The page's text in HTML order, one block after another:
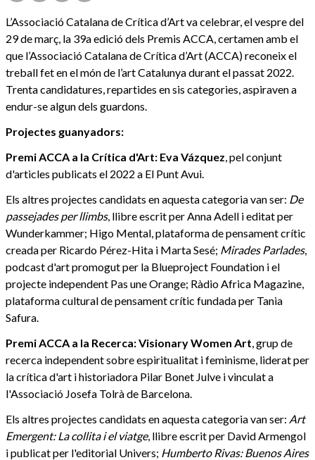
L’Associació Catalana de Crítica d’Art va celebrar, el vespre del
29 de març, la 39a edició dels Premis ACCA, certamen amb el
que l’Associació Catalana de Crítica d’Art (ACCA) reconeix el
treball fet en el món de l’art Catalunya durant el passat 2022.
Trenta candidatures, repartides en sis categories, aspiraven a
endur-se algun dels guardons.
Projectes guanyadors:
Premi ACCA a la Crítica d'Art: Eva Vázquez, pel conjunt
d'articles publicats el 2022 a El Punt Avui.
Els altres projectes candidats en aquesta categoria van ser: De
passejades per llimbs, llibre escrit per Anna Adell i editat per
Wunderkammer; Higo Mental, plataforma de pensament crític
creada per Ricardo Pérez-Hita i Marta Sesé; Mirades Parlades,
podcast d'art promogut per la Blueproject Foundation i el
projecte independent Pas une Orange; Ràdio Africa Magazine,
plataforma cultural de pensament crític fundada per Tania
Safura.
Premi ACCA a la Recerca: Visionary Women Art, grup de
recerca independent sobre espiritualitat i feminisme, liderat per
la crítica d'art i historiadora Pilar Bonet Julve i vinculat a
l'Associació Josefa Tolrà de Barcelona.
Els altres projectes candidats en aquesta categoria van ser: Art
Emergent: La collita i el viatge, llibre escrit per David Armengol
i publicat per l'editorial Univers; Humberto Rivas: Buenos Aires